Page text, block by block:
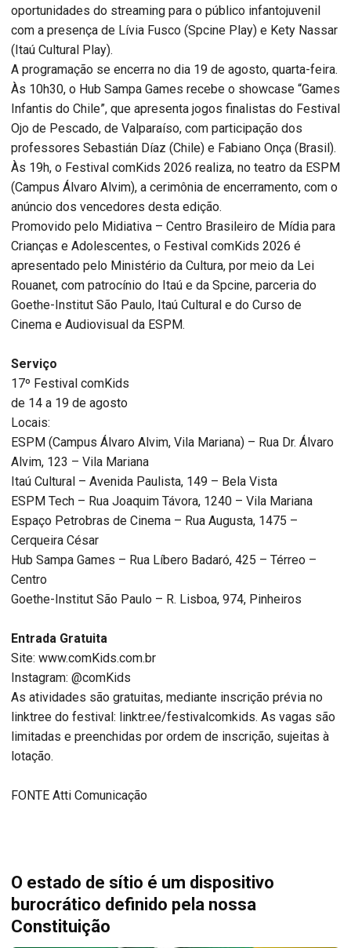
oportunidades do streaming para o público infantojuvenil
com a presença de Lívia Fusco (Spcine Play) e Kety Nassar
(Itaú Cultural Play).
A programação se encerra no dia 19 de agosto, quarta-feira.
Às 10h30, o Hub Sampa Games recebe o showcase “Games
Infantis do Chile”, que apresenta jogos finalistas do Festival
Ojo de Pescado, de Valparaíso, com participação dos
professores Sebastián Díaz (Chile) e Fabiano Onça (Brasil).
Às 19h, o Festival comKids 2026 realiza, no teatro da ESPM
(Campus Álvaro Alvim), a cerimônia de encerramento, com o
anúncio dos vencedores desta edição.
Promovido pelo Midiativa – Centro Brasileiro de Mídia para
Crianças e Adolescentes, o Festival comKids 2026 é
apresentado pelo Ministério da Cultura, por meio da Lei
Rouanet, com patrocínio do Itaú e da Spcine, parceria do
Goethe-Institut São Paulo, Itaú Cultural e do Curso de
Cinema e Audiovisual da ESPM.
Serviço
17º Festival comKids
de 14 a 19 de agosto
Locais:
ESPM (Campus Álvaro Alvim, Vila Mariana) – Rua Dr. Álvaro
Alvim, 123 – Vila Mariana
Itaú Cultural – Avenida Paulista, 149 – Bela Vista
ESPM Tech – Rua Joaquim Távora, 1240 – Vila Mariana
Espaço Petrobras de Cinema – Rua Augusta, 1475 –
Cerqueira César
Hub Sampa Games – Rua Líbero Badaró, 425 – Térreo –
Centro
Goethe-Institut São Paulo – R. Lisboa, 974, Pinheiros
Entrada Gratuita
Site: www.comKids.com.br
Instagram: @comKids
As atividades são gratuitas, mediante inscrição prévia no
linktree do festival: linktr.ee/festivalcomkids. As vagas são
limitadas e preenchidas por ordem de inscrição, sujeitas à
lotação.
FONTE Atti Comunicação
O estado de sítio é um dispositivo
burocrático definido pela nossa
Constituição